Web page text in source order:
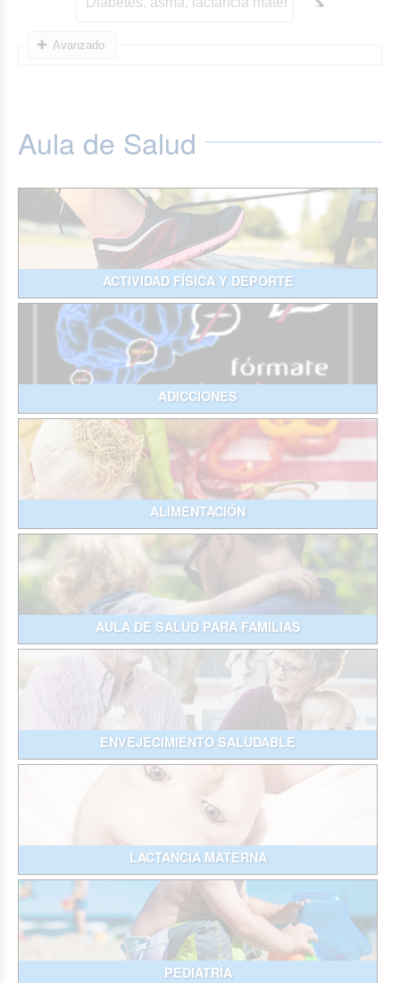
Avanzado
Aula de Salud
ACTIVIDAD FÍSICA Y DEPORTE
ADICCIONES
ALIMENTACIÓN
AULA DE SALUD PARA FAMILIAS
ENVEJECIMIENTO SALUDABLE
LACTANCIA MATERNA
PEDIATRÍA